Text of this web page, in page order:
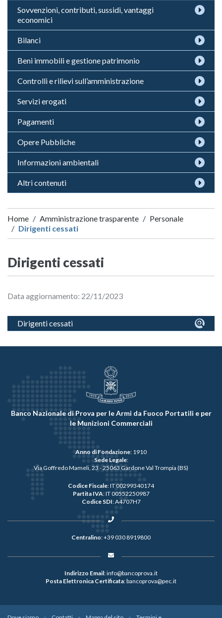
Sovvenzioni, contributi, sussidi, vantaggi
economici
Bilanci
Beni immobili e gestione patrimonio
Controlli e rilievi sull’amministrazione
Servizi erogati
Pagamenti
Opere Pubbliche
Informazioni ambientali
Altri contenuti
Home Amministrazione trasparente
Personale
Dirigenti cessati
Dirigenti cessati
Data aggiornamento: 22/11/2023
Dirigenti cessati
Banco Nazionale di Prova per le Armi da Fuoco Portatili e per
le Munizioni Commerciali
Anno di Fondazione: 1910
Sede Legale:
Via Goffredo Mameli, 23 - 25063 Gardone Val Trompia (BS)
Codice Fiscale: IT 00299340174
Partita IVA: IT 00552250987
Codice SDI: A4707H7
Centralino:+39 030 8919800
Indirizzo Email:info@bancoprova.it
Posta Elettronica Certificata:bancoprova@pec.it